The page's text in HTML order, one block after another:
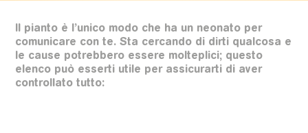
Il pianto è l’unico modo che ha un neonato per
comunicare con te. Sta cercando di dirti qualcosa e
le cause potrebbero essere molteplici; questo
elenco può esserti utile per assicurarti di aver
controllato tutto: